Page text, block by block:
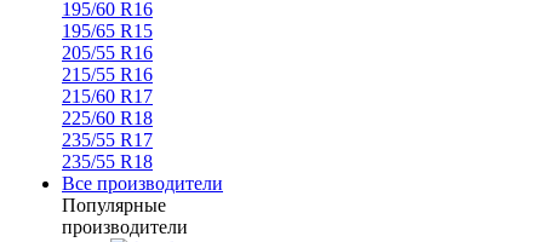
195/60 R16
195/65 R15
205/55 R16
215/55 R16
215/60 R17
225/60 R18
235/55 R17
235/55 R18
Все производители
Популярные
производители